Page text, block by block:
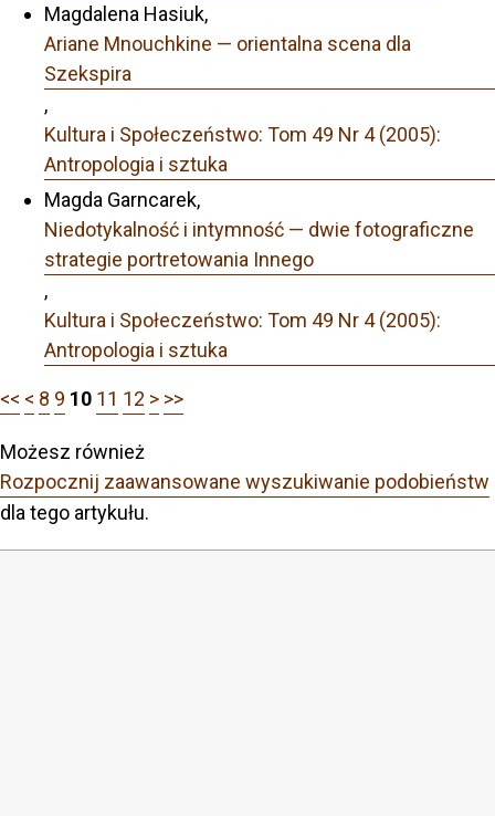
Magdalena Hasiuk,
Ariane Mnouchkine — orientalna scena dla
Szekspira
,
Kultura i Społeczeństwo: Tom 49 Nr 4 (2005):
Antropologia i sztuka
Magda Garncarek,
Niedotykalność i intymność — dwie fotograficzne
strategie portretowania Innego
,
Kultura i Społeczeństwo: Tom 49 Nr 4 (2005):
Antropologia i sztuka
<< < 8 9 10 11 12 > >>
Możesz również
Rozpocznij zaawansowane wyszukiwanie podobieństw
dla tego artykułu.